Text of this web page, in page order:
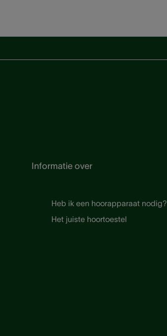
Informatie over
Heb ik een hoorapparaat nodig?
Het juiste hoortoestel